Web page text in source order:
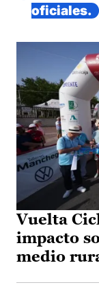
oficiales.
Vuelta
impacto
medio